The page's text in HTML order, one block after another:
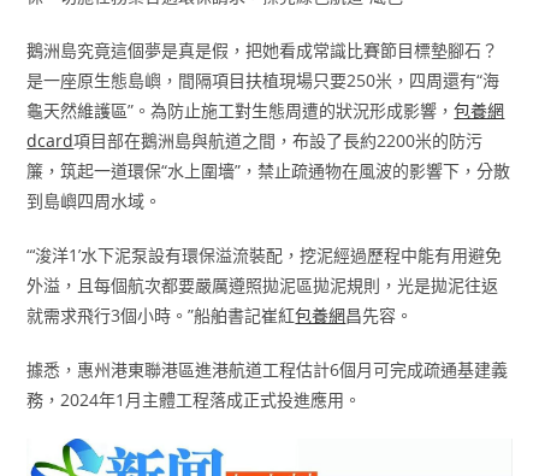
鵝洲島究竟這個夢是真是假，把她看成常識比賽節目標墊腳石？
是一座原生態島嶼，間隔項目扶植現場只要250米，四周還有“海
龜天然維護區”。為防止施工對生態周遭的狀況形成影響，包養網
dcard項目部在鵝洲島與航道之間，布設了長約2200米的防污
簾，筑起一道環保“水上圍墻”，禁止疏通物在風波的影響下，分散
到島嶼四周水域。
“‘浚洋1’水下泥泵設有環保溢流裝配，挖泥經過歷程中能有用避免
外溢，且每個航次都要嚴厲遵照拋泥區拋泥規則，光是拋泥往返
就需求飛行3個小時。”船舶書記崔紅包養網昌先容。
據悉，惠州港東聯港區進港航道工程估計6個月可完成疏通基建義
務，2024年1月主體工程落成正式投進應用。